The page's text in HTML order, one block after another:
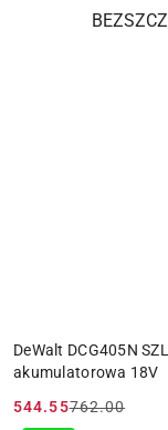
DeWalt DCG405N
akumulatorowa 18V
Cena
544.55
Cena
762.00